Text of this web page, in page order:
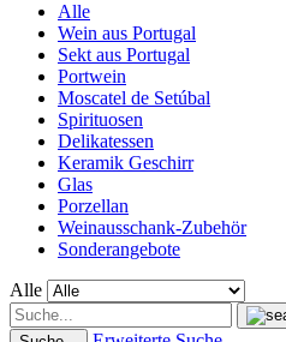
Alle
Wein aus Portugal
Sekt aus Portugal
Portwein
Moscatel de Setúbal
Spirituosen
Delikatessen
Keramik Geschirr
Glas
Porzellan
Weinausschank-Zubehör
Sonderangebote
Alle